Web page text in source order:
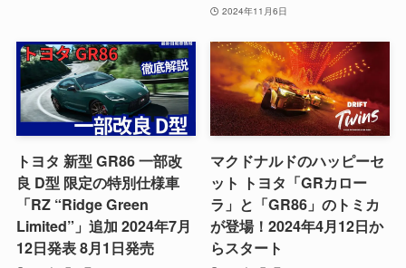
2024年11月6日
トヨタ 新型 GR86 一部改
良 D型 限定の特別仕様車
「RZ “Ridge Green
Limited”」追加 2024年7月
12日発表 8月1日発売
マクドナルドのハッピーセ
ット トヨタ「GRカロー
ラ」と「GR86」のトミカ
が登場！2024年4月12日か
らスタート